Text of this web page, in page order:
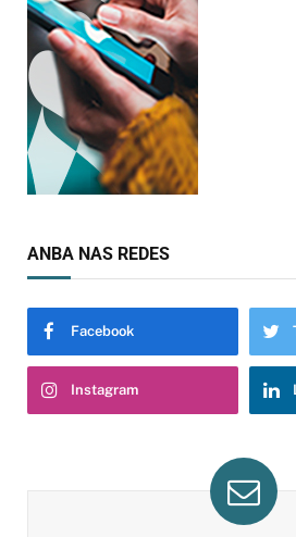
ANBA NAS REDES
Facebook
Instagram